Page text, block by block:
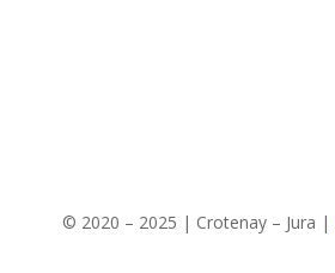
© 2020 – 2025 | Crotenay – Jura |